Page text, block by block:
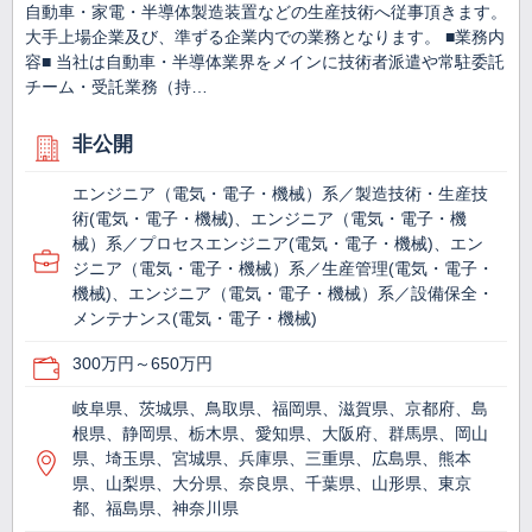
自動車・家電・半導体製造装置などの生産技術へ従事頂きます。
大手上場企業及び、準ずる企業内での業務となります。 ■業務内
容■ 当社は自動車・半導体業界をメインに技術者派遣や常駐委託
チーム・受託業務（持…
非公開
エンジニア（電気・電子・機械）系／製造技術・生産技
術(電気・電子・機械)、エンジニア（電気・電子・機
械）系／プロセスエンジニア(電気・電子・機械)、エン
ジニア（電気・電子・機械）系／生産管理(電気・電子・
機械)、エンジニア（電気・電子・機械）系／設備保全・
メンテナンス(電気・電子・機械)
300万円～650万円
岐阜県、茨城県、鳥取県、福岡県、滋賀県、京都府、島
根県、静岡県、栃木県、愛知県、大阪府、群馬県、岡山
県、埼玉県、宮城県、兵庫県、三重県、広島県、熊本
県、山梨県、大分県、奈良県、千葉県、山形県、東京
都、福島県、神奈川県